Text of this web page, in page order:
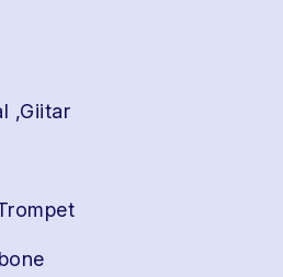
,Giitar